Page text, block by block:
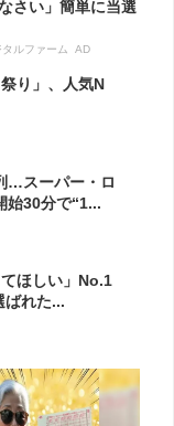
さい」簡単に当選
タルファーム AD
り」、人気N
…スーパー・ロ
始30分で“1...
てほしい」No.1
ばれた...